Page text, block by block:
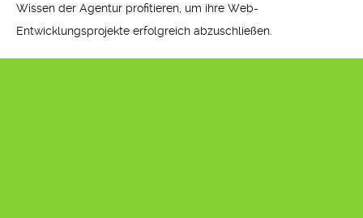
Wissen der Agentur profitieren, um ihre Web-
Entwicklungsprojekte erfolgreich abzuschließen.